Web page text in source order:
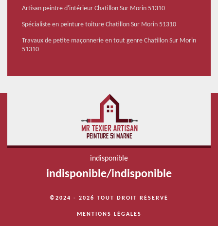
Artisan peintre d'intérieur Chatillon Sur Morin 51310
Spécialiste en peinture toiture Chatillon Sur Morin 51310
Travaux de petite maçonnerie en tout genre Chatillon Sur Morin
51310
indisponible
indisponible/indisponible
©2024 - 2026 TOUT DROIT RÉSERVÉ
MENTIONS LÉGALES